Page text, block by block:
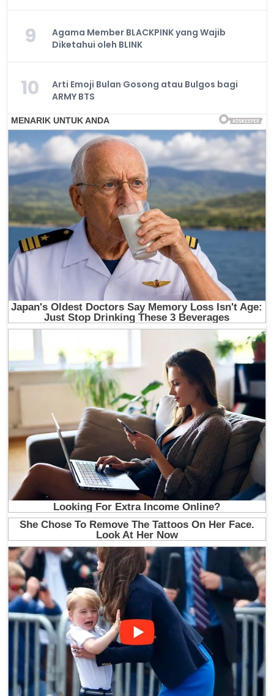
9
Agama Member BLACKPINK yang Wajib
Diketahui oleh BLINK
10
Arti Emoji Bulan Gosong atau Bulgos bagi
ARMY BTS